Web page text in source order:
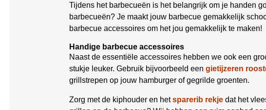
Tijdens het barbecueën is het belangrijk om je handen
barbecueën? Je maakt jouw barbecue gemakkelijk
barbecue accessoires om het jou gemakkelijk te maken!
Handige barbecue accessoires
Naast de essentiële accessoires hebben we ook een
stukje leuker. Gebruik bijvoorbeeld een gietijzeren
grillstrepen op jouw hamburger of gegrilde groenten.
Zorg met de kiphouder en hetsparerib rekje dat het